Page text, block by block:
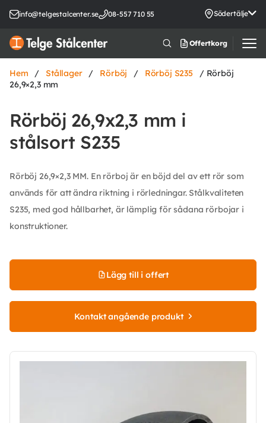
info@telgestalcenter.se 08-557 710 55 Södertälje
Offertkorg
Hem / Stållager / Rörböj / Rörböj S235
/ Rörböj
26,9×2,3 mm
Rörböj 26,9x2,3 mm i
stålsort S235
Rörböj 26,9×2,3 MM. En rörboj är en böjd del av ett rör som
används för att ändra riktning i rörledningar. Stålkvaliteten
S235, med god hållbarhet, är lämplig för sådana rörbojar i
konstruktioner.
Lägg till i offert
Kontakt angående produkt